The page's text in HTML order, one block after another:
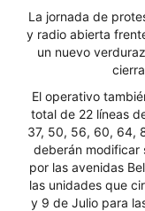
La jornada de
y radio abierta
un nuevo
El operativo
total de 22 líneas
37, 50, 56, 60, 64,
deberán modificar
por las avenidas
las unidades que
y 9 de Julio para